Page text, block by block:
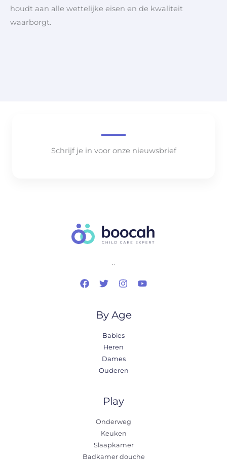
houdt aan alle wettelijke eisen en de kwaliteit
waarborgt.
Schrijf je in voor onze nieuwsbrief
..
By Age
Babies
Heren
Dames
Ouderen
Play
Onderweg
Keuken
Slaapkamer
Badkamer douche